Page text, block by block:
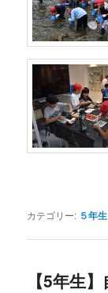
カテゴリー: ５年生
【5年生